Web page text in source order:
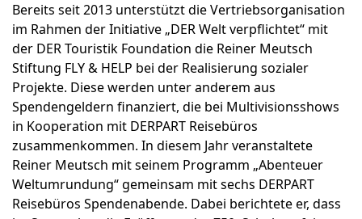
Bereits seit 2013 unterstützt die Vertriebsorganisation
im Rahmen der Initiative „DER Welt verpflichtet“ mit
der DER Touristik Foundation die Reiner Meutsch
Stiftung FLY & HELP bei der Realisierung sozialer
Projekte. Diese werden unter anderem aus
Spendengeldern finanziert, die bei Multivisionsshows
in Kooperation mit DERPART Reisebüros
zusammenkommen. In diesem Jahr veranstaltete
Reiner Meutsch mit seinem Programm „Abenteuer
Weltumrundung“ gemeinsam mit sechs DERPART
Reisebüros Spendenabende. Dabei berichtete er, dass